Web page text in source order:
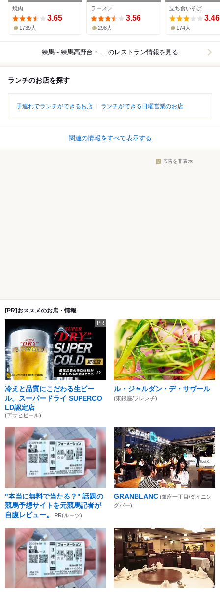
焼肉
3.65
1739人
ラーメン
3.56
298人
立ち食いそば
3.46
174人
練馬～練馬高野台・光が丘 のレストラン情報を見る
ランチのお店を探す
子連れでランチができるお店 ランチができる日曜営業のお店
関連の情報をすべて表示する
広告を非表示
[PR]おススメのお店・情報
PR
冷えと品質にこだわる生ビー
ル。スーパードライ SUPERCO
LD認定店
(アサヒビール)
ル・ジャルダン・デ・サヴール
(東銀座/フレンチ)
"本当に無料で当たる？" 話題の
競馬予想サイトを元競馬記者が
自腹レビュー。
PR(ルーツ)
GRANBLANC (銀座一丁目/ダイニン
グバー)